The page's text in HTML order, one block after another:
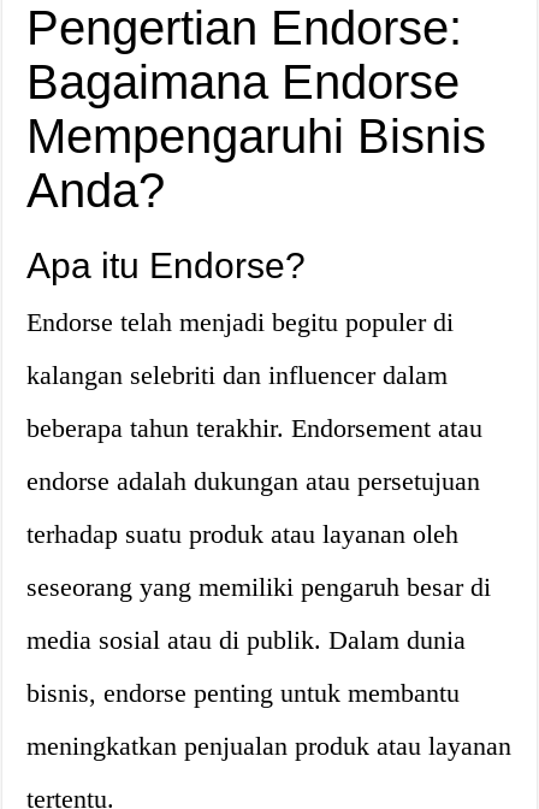
Pengertian Endorse:
Bagaimana Endorse
Mempengaruhi Bisnis
Anda?
Apa itu Endorse?
Endorse telah menjadi begitu populer di
kalangan selebriti dan influencer dalam
beberapa tahun terakhir. Endorsement atau
endorse adalah dukungan atau persetujuan
terhadap suatu produk atau layanan oleh
seseorang yang memiliki pengaruh besar di
media sosial atau di publik. Dalam dunia
bisnis, endorse penting untuk membantu
meningkatkan penjualan produk atau layanan
tertentu.